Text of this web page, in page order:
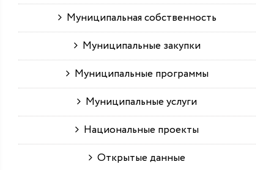
Муниципальная собственность
Муниципальные закупки
Муниципальные программы
Муниципальные услуги
Национальные проекты
Открытые данные